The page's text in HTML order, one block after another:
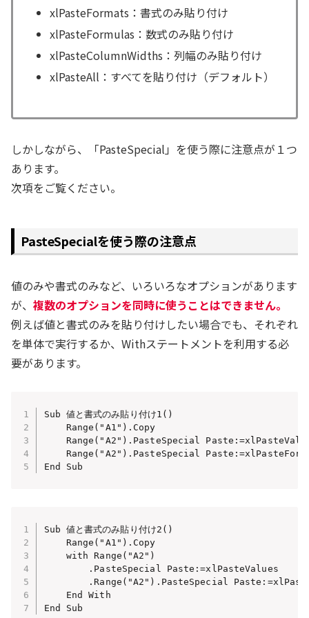
xlPasteFormats：書式のみ貼り付け
xlPasteFormulas：数式のみ貼り付け
xlPasteColumnWidths：列幅のみ貼り付け
xlPasteAll：すべてを貼り付け（デフォルト）
しかしながら、「PasteSpecial」を使う際に注意点が１つ
あります。
次項をご覧ください。
PasteSpecialを使う際の注意点
値のみや書式のみなど、いろいろなオプションがあります
が、 複数のオプションを同時に使うことはできません。
例えば値と書式のみを貼り付けしたい場合でも、それぞれ
を単体で実行するか、Withステートメントを利用する必
要があります。
Sub 値と書式のみ貼り付け1()
    Range("A1").Copy
Range("A2").PasteSpecial
Range("A2").PasteSpecial
End Sub
Sub 値と書式のみ貼り付け2()
    Range("A1").Copy
with Range("A2")
.PasteSpecial Paste:=xlPasteValues
.Range("A2").PasteSpecial
    End With
End Sub